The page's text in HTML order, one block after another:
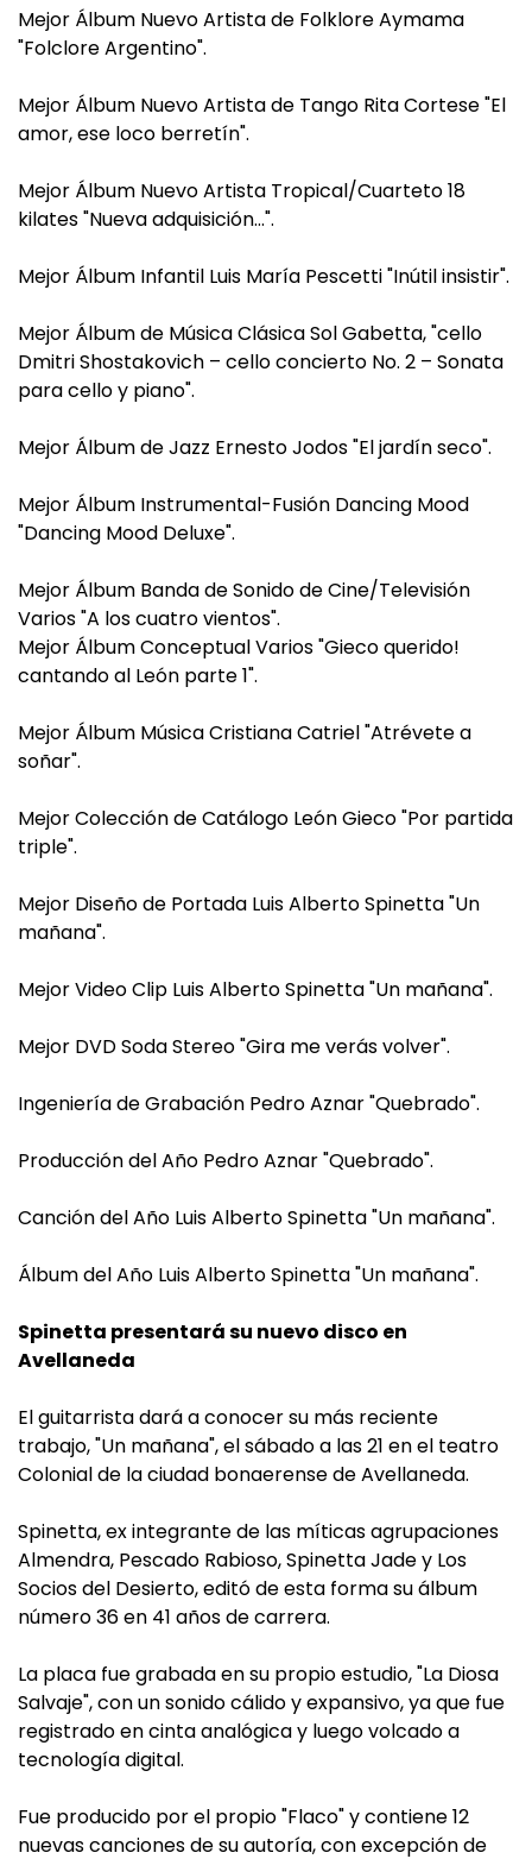
Mejor Álbum Nuevo Artista de Folklore Aymama
"Folclore Argentino".
Mejor Álbum Nuevo Artista de Tango Rita Cortese "El
amor, ese loco berretín".
Mejor Álbum Nuevo Artista Tropical/Cuarteto 18
kilates "Nueva adquisición…".
Mejor Álbum Infantil Luis María Pescetti "Inútil insistir".
Mejor Álbum de Música Clásica Sol Gabetta, "cello
Dmitri Shostakovich – cello concierto No. 2 – Sonata
para cello y piano".
Mejor Álbum de Jazz Ernesto Jodos "El jardín seco".
Mejor Álbum Instrumental-Fusión Dancing Mood
"Dancing Mood Deluxe".
Mejor Álbum Banda de Sonido de Cine/Televisión
Varios "A los cuatro vientos".
Mejor Álbum Conceptual Varios "Gieco querido!
cantando al León parte 1".
Mejor Álbum Música Cristiana Catriel "Atrévete a
soñar".
Mejor Colección de Catálogo León Gieco "Por partida
triple".
Mejor Diseño de Portada Luis Alberto Spinetta "Un
mañana".
Mejor Video Clip Luis Alberto Spinetta "Un mañana".
Mejor DVD Soda Stereo "Gira me verás volver".
Ingeniería de Grabación Pedro Aznar "Quebrado".
Producción del Año Pedro Aznar "Quebrado".
Canción del Año Luis Alberto Spinetta "Un mañana".
Álbum del Año Luis Alberto Spinetta "Un mañana".
Spinetta presentará su nuevo disco en
Avellaneda
El guitarrista dará a conocer su más reciente
trabajo, "Un mañana", el sábado a las 21 en el teatro
Colonial de la ciudad bonaerense de Avellaneda.
Spinetta, ex integrante de las míticas agrupaciones
Almendra, Pescado Rabioso, Spinetta Jade y Los
Socios del Desierto, editó de esta forma su álbum
número 36 en 41 años de carrera.
La placa fue grabada en su propio estudio, "La Diosa
Salvaje", con un sonido cálido y expansivo, ya que fue
registrado en cinta analógica y luego volcado a
tecnología digital.
Fue producido por el propio "Flaco" y contiene 12
nuevas canciones de su autoría, con excepción de